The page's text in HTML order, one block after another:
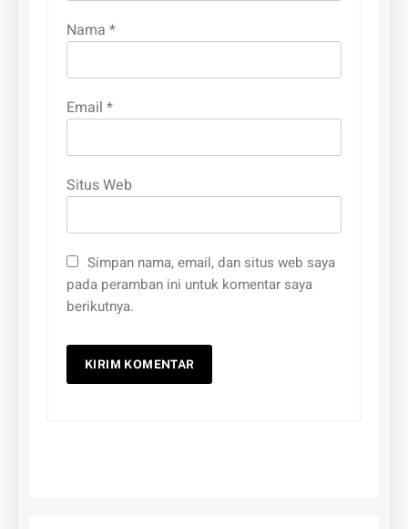
Nama *
Email *
Situs Web
Simpan nama, email, dan situs web saya
pada peramban ini untuk komentar saya
berikutnya.